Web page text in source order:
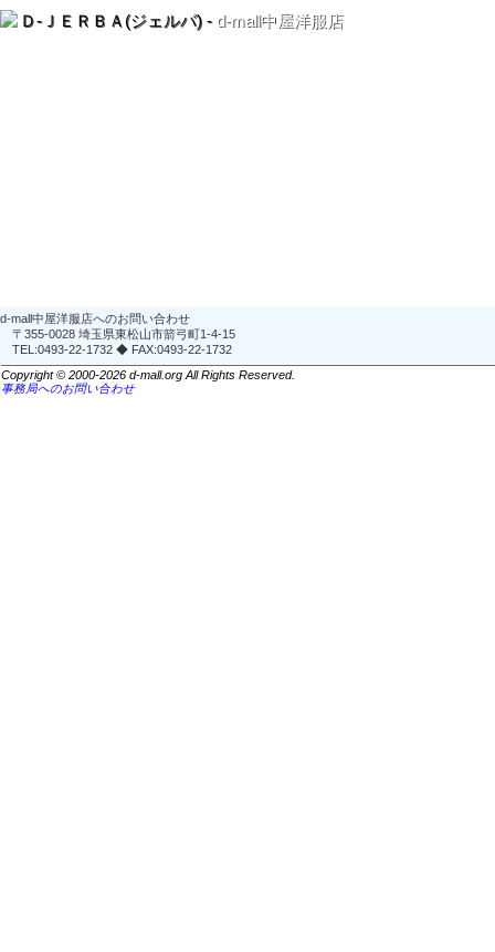
Ｄ-ＪＥＲＢＡ(ジェルバ) - d-mall中屋洋服店
d-mall中屋洋服店へのお問い合わせ
〒355-0028 埼玉県東松山市箭弓町1-4-15
TEL:0493-22-1732 ◆ FAX:0493-22-1732
Copyright © 2000-2026 d-mall.org All Rights Reserved.
事務局へのお問い合わせ